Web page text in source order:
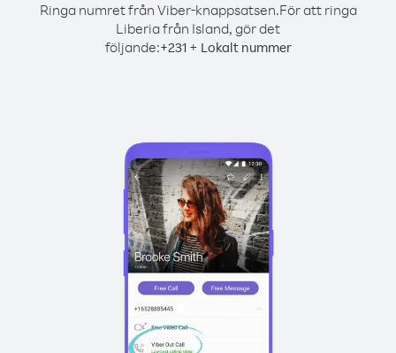
Ringa numret från Viber-knappsatsen.För att ringa
Liberia från Island, gör det
följande:+231+ Lokalt nummer